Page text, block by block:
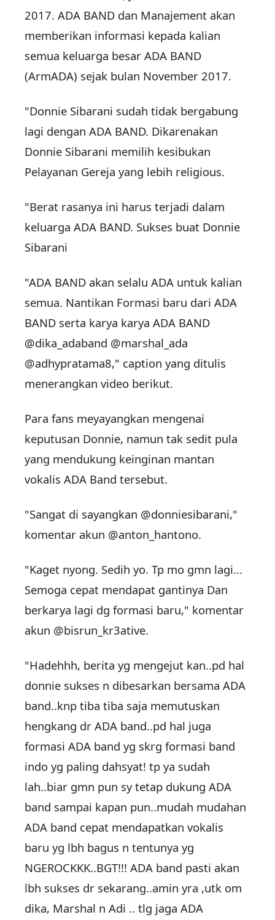
2017. ADA BAND dan Manajement akan
memberikan informasi kepada kalian
semua keluarga besar ADA BAND
(ArmADA) sejak bulan November 2017.
"Donnie Sibarani sudah tidak bergabung
lagi dengan ADA BAND. Dikarenakan
Donnie Sibarani memilih kesibukan
Pelayanan Gereja yang lebih religious.
"Berat rasanya ini harus terjadi dalam
keluarga ADA BAND. Sukses buat Donnie
Sibarani
"ADA BAND akan selalu ADA untuk kalian
semua. Nantikan Formasi baru dari ADA
BAND serta karya karya ADA BAND
@dika_adaband @marshal_ada
@adhypratama8," caption yang ditulis
menerangkan video berikut.
Para fans meyayangkan mengenai
keputusan Donnie, namun tak sedit pula
yang mendukung keinginan mantan
vokalis ADA Band tersebut.
"Sangat di sayangkan @donniesibarani,"
komentar akun @anton_hantono.
"Kaget nyong. Sedih yo. Tp mo gmn lagi...
Semoga cepat mendapat gantinya Dan
berkarya lagi dg formasi baru," komentar
akun @bisrun_kr3ative.
"Hadehhh, berita yg mengejut kan..pd hal
donnie sukses n dibesarkan bersama ADA
band..knp tiba tiba saja memutuskan
hengkang dr ADA band..pd hal juga
formasi ADA band yg skrg formasi band
indo yg paling dahsyat! tp ya sudah
lah..biar gmn pun sy tetap dukung ADA
band sampai kapan pun..mudah mudahan
ADA band cepat mendapatkan vokalis
baru yg lbh bagus n tentunya yg
NGEROCKKK..BGT!!! ADA band pasti akan
lbh sukses dr sekarang..amin yra ,utk om
dika, Marshal n Adi .. tlg jaga ADA